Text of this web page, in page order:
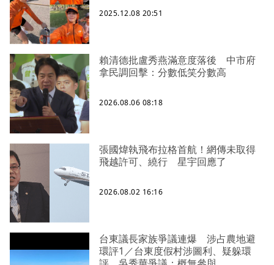
2025.12.08 20:51
賴清德批盧秀燕滿意度落後 中市府
拿民調回擊：分數低笑分數高
2026.08.06 08:18
張國煒執飛布拉格首航！網傳未取得
飛越許可、繞行 星宇回應了
2026.08.02 16:16
台東議長家族爭議連爆 涉占農地避
環評1／台東度假村涉圖利、疑躲環